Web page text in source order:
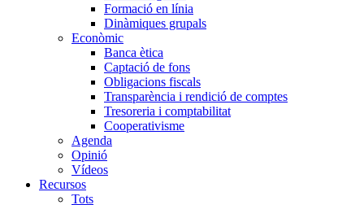
Formació en línia
Dinàmiques grupals
Econòmic
Banca ètica
Captació de fons
Obligacions fiscals
Transparència i rendició de comptes
Tresoreria i comptabilitat
Cooperativisme
Agenda
Opinió
Vídeos
Recursos
Tots